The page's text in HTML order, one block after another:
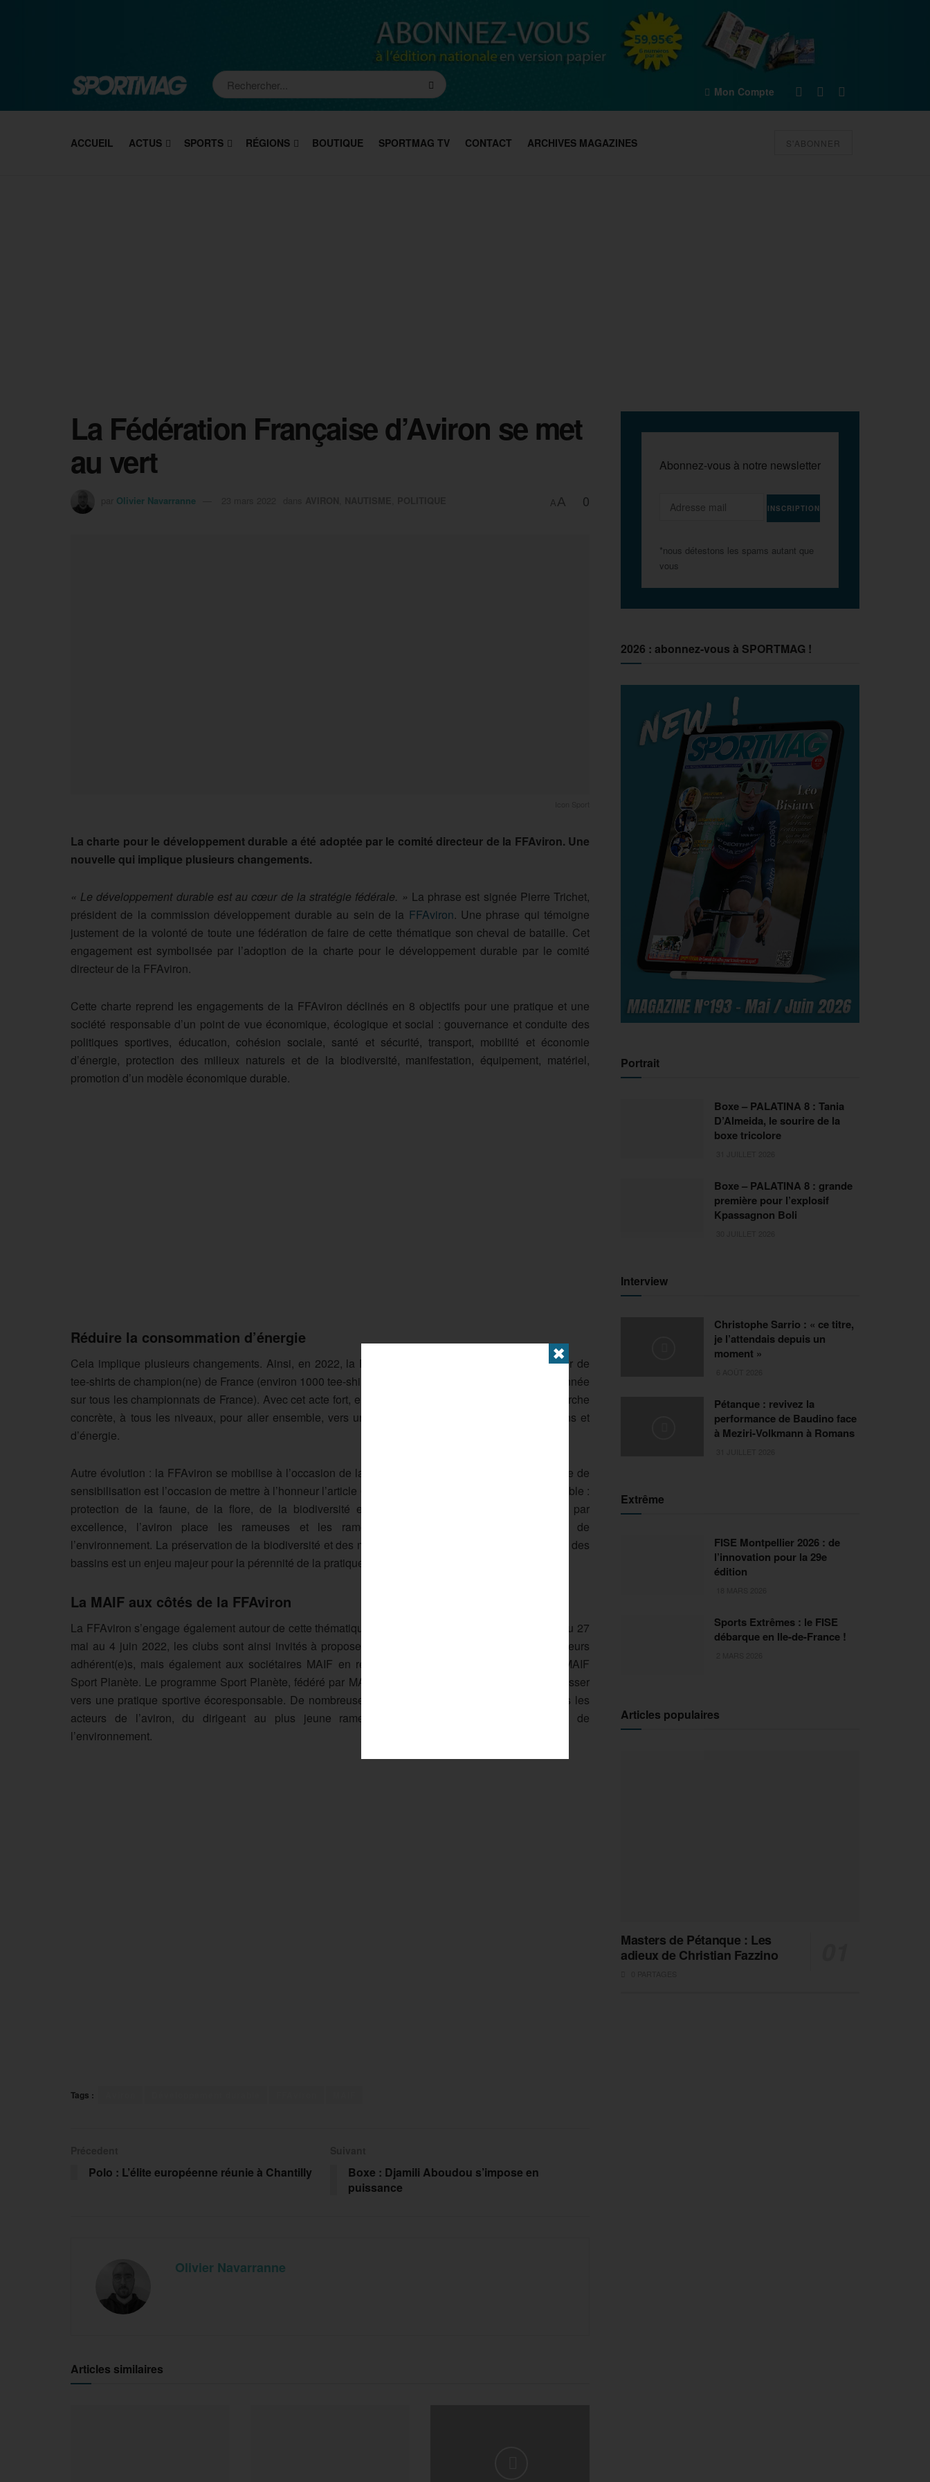
Mon Compte
ACCUEIL ACTUS SPORTS RÉGIONS BOUTIQUE SPORTMAG TV CONTACT ARCHIVES MAGAZINES S'ABONNER
La Fédération Française d’Aviron se met
au vert
Olivier Navarranne A A 0
La charte pour le développement durable a été adoptée par le comité directeur de la FFAviron. Une
nouvelle qui implique plusieurs changements.
« Le développement durable est au cœur de la stratégie fédérale. » La phrase est signée Pierre Trichet,
président de la commission développement durable au sein de la FFAviron. Une phrase qui témoigne
justement de la volonté de toute une fédération de faire de cette thématique son cheval de bataille. Cet
engagement est symbolisée par l’adoption de la charte pour le développement durable par le comité
directeur de la FFAviron.
Cette charte reprend les engagements de la FFAviron déclinés en 8 objectifs pour une pratique et une
société responsable d’un point de vue économique, écologique et social : gouvernance et conduite des
politiques sportives, éducation, cohésion sociale, santé et sécurité, transport, mobilité et économie
d’énergie, protection des milieux naturels et de la biodiversité, manifestation, équipement, matériel,
promotion d’un modèle économique durable.
Réduire la consommation d’énergie
Cela implique plusieurs changements. Ainsi, en 2022, la FFAviron fait le choix de ne plus distribuer de
tee-shirts de champion(ne) de France (environ 1000 tee-shirts techniques étaient distribués chaque année
sur tous les championnats de France). Avec cet acte fort, elle affirme sa volonté d’entamer une démarche
concrète, à tous les niveaux, pour aller ensemble, vers une réduction de la consommation de biens et
d’énergie.
Autre évolution : la FFAviron se mobilise à l’occasion de la Journée mondiale de l’eau. Cette journée de
sensibilisation est l’occasion de mettre à l’honneur l’article 6 de la charte pour le développement durable :
protection de la faune, de la flore, de la biodiversité et des milieux naturels. Sport de nature par
excellence, l’aviron place les rameuses et les rameurs comme observateurs permanents de
l’environnement. La préservation de la biodiversité et des milieux naturels, notamment des fleuves et des
bassins est un enjeu majeur pour la pérennité de la pratique.
La MAIF aux côtés de la FFAviron
La FFAviron s’engage également autour de cette thématique aux côtés de son partenaire, la MAIF. Du 27
mai au 4 juin 2022, les clubs sont ainsi invités à proposer une action de nettoyage des berges à leurs
adhérent(e)s, mais également aux sociétaires MAIF en référençant l’opération sur la plateforme MAIF
Sport Planète. Le programme Sport Planète, fédéré par MAIF, est une invitation à agir afin de progresser
vers une pratique sportive écoresponsable. De nombreuses solutions sont proposées pour que tous les
acteurs de l’aviron, du dirigeant au plus jeune rameur, puissent agir pour la préservation de
l’environnement.
Tags :
Polo : L’élite européenne réunie à Chantilly
Boxe : Djamili Aboudou s’impose en
puissance
Olivier Navarranne
Articles similaires
Abonnez-vous à notre newsletter
*nous détestons les spams autant que
vous
2026 : abonnez-vous à SPORTMAG !
Portrait
Boxe – PALATINA 8 : Tania
D’Almeida, le sourire de la
boxe tricolore
Boxe – PALATINA 8 : grande
première pour l’explosif
Kpassagnon Boli
Interview
Christophe Sarrio : « ce titre,
je l’attendais depuis un
moment »
Pétanque : revivez la
performance de Baudino face
à Meziri-Volkmann à Romans
Extrême
FISE Montpellier 2026 : de
l’innovation pour la 29e
édition
Sports Extrêmes : le FISE
débarque en Ile-de-France !
Articles populaires
Masters de Pétanque : Les
adieux de Christian Fazzino
✖